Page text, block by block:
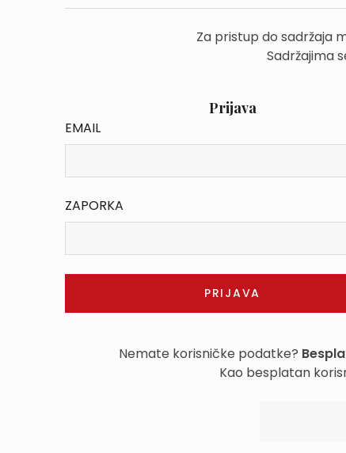
Za pristup do sadržaja
Sadržajima
Prijava
EMAIL
ZAPORKA
Nemate korisničke podatke?
Kao besplatan